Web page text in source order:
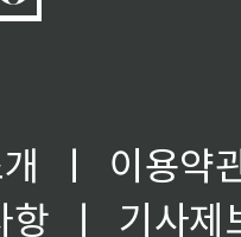
ㅣ
이용약
항
ㅣ
기사제